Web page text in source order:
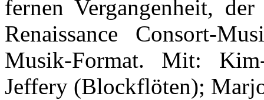
fernen Vergangenheit,
Renaissance Consort-
Musik-Format. Mit:
Jeffery (Blockflöten);